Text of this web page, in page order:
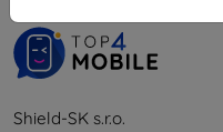
Shield-SK s.r.o.